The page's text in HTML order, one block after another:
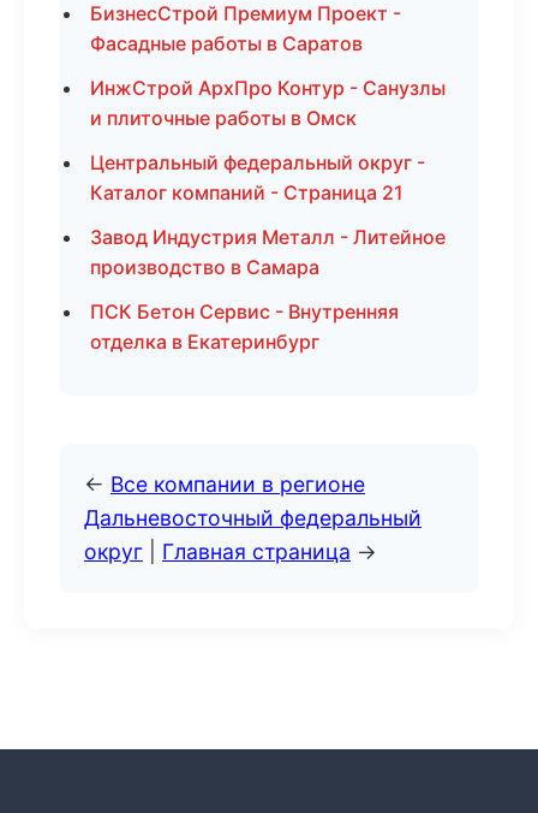
БизнесСтрой Премиум Проект -
Фасадные работы в Саратов
ИнжСтрой АрхПро Контур - Санузлы
и плиточные работы в Омск
Центральный федеральный округ -
Каталог компаний - Страница 21
Завод Индустрия Металл - Литейное
производство в Самара
ПСК Бетон Сервис - Внутренняя
отделка в Екатеринбург
← Все компании в регионе
Дальневосточный федеральный
округ
Главная страница →